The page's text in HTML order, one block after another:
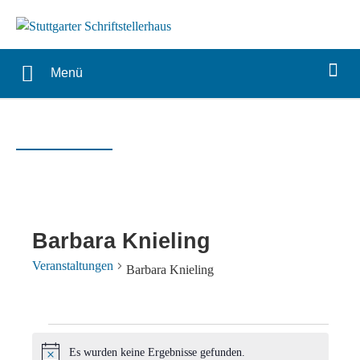
Menü
Barbara Knieling
Veranstaltungen Barbara Knieling
Veranstaltungen
Es wurden keine Ergebnisse gefunden.